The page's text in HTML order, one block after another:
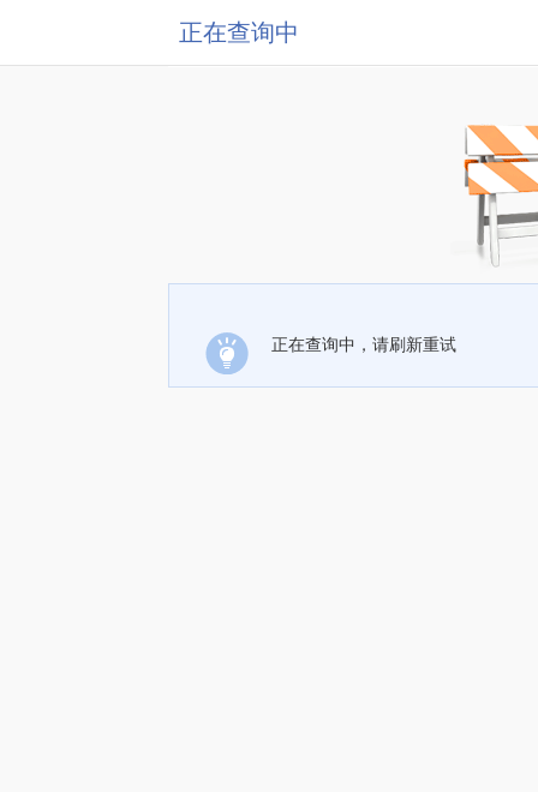
正在查询中
正在查询中，请刷新重试